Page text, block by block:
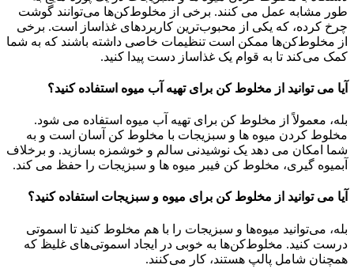
طور مشابه عمل می کنند. برخی از مخلوط‌کن‌ها می‌توانند گوشت
چرخ کرده، که یکی از محبوب‌ترین کاربردهای غذاساز است. برخی
از مخلوط‌کن‌ها ممکن است تنظیمات خاصی داشته باشند که به شما
کمک می‌کند تا به قوام یک غذاساز دست پیدا کنید.
آیا می توانید از مخلوط کن برای تهیه آب میوه استفاده کنید؟
بله، معمولاً از مخلوط کن برای تهیه آب میوه استفاده می شود.
مخلوط کردن میوه ها و سبزیجات با مخلوط کن آسان است و به
شما امکان می دهد یک نوشیدنی سالم و خوشمزه بسازید. و برخلاف
آبمیوه گیری، مخلوط کن فیبر میوه ها و سبزیجات را حفظ می کند.
آیا می توانید از مخلوط کن برای میوه و سبزیجات استفاده کنید؟
بله، می‌توانید میوه‌ها و سبزیجات را با هم مخلوط کنید تا اسموتی
درست کنید. مخلوط‌کن‌ها به خوبی در ایجاد اسموتی‌های غلیظ که
همچنان شامل پالپ هستند، کار می‌کنند.